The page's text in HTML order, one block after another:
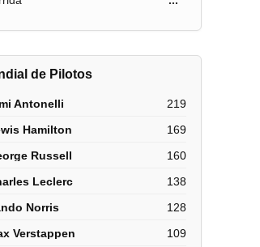
de Pilotos
Antonelli 219
Hamilton 169
Russell 160
Leclerc 138
Norris 128
Verstappen 109